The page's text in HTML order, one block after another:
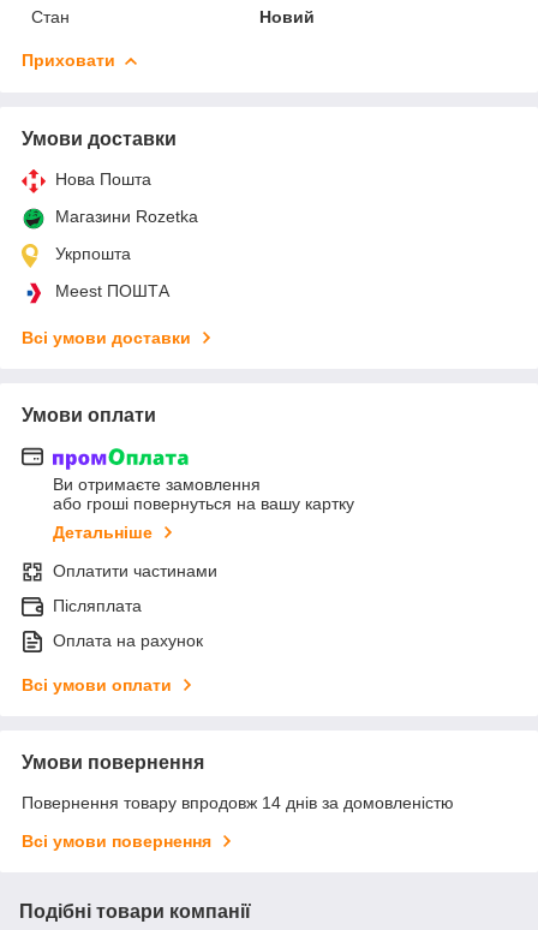
Стан
Новий
Приховати
Умови доставки
Нова Пошта
Магазини Rozetka
Укрпошта
Meest ПОШТА
Всі умови доставки
Умови оплати
Ви отримаєте замовлення
або гроші повернуться на вашу картку
Детальніше
Оплатити частинами
Післяплата
Оплата на рахунок
Всі умови оплати
Умови повернення
Повернення товару впродовж 14 днів за домовленістю
Всі умови повернення
Подібні товари компанії